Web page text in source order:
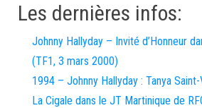
Les dernières infos:
Johnny Hallyday – Invité d’Honneur
(TF1, 3 mars 2000)
1994 – Johnny Hallyday : Tanya
La Cigale dans le JT Martinique de